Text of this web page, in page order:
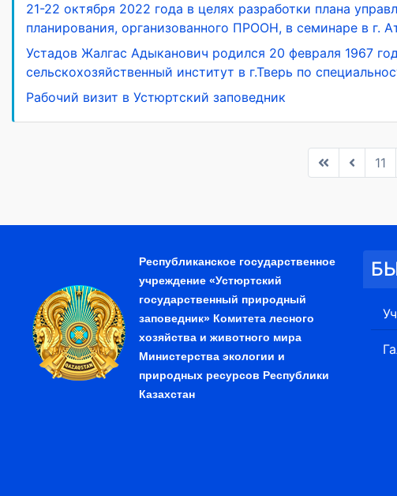
21-22 октября 2022 года в целях разработки плана
планирования, организованного ПРООН, в семинаре в г.
Устадов Жалгас Адыканович родился 20 февраля 1967
сельскохозяйственный институт в г.Тверь по
Рабочий визит в Устюртский заповедник
11
Республиканское государственное
учреждение «Устюртский
государственный природный
заповедник» Комитета лесного
хозяйства и животного мира
Министерства экологии и
природных ресурсов Республики
Казахстан